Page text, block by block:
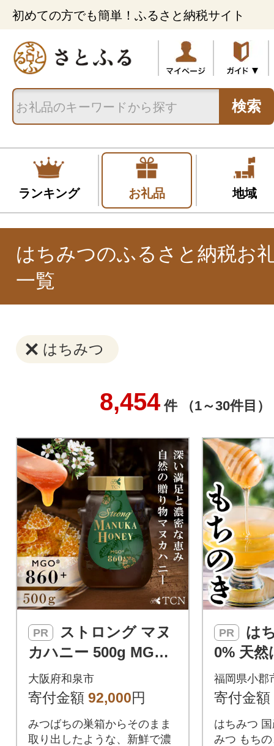
初めての方でも簡単！ふるさと納税サイト
検索
ランキング お礼品 地域
はちみつのふるさと納税お
一覧
はちみつ
8,454件 （1～30件目）
PR
カハニー 500g MGO
860+
大阪府和泉市
寄付金額 92,000円
みつばちの巣箱からそのまま
取り出したような、新鮮で濃
PR
0% 天
ちのき
211]
福岡県小郡
寄付金額
はちみつ
みつ もち